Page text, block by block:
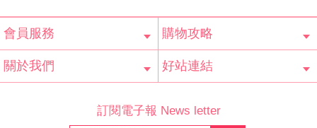
會員服務
會員辨法
客服信箱
隱私條款
網站導覽
購物攻略
常見問題
購物說明
訂單查詢
關於我們 好站連結
福利協會
絲專頁
訂閱電子報 News letter